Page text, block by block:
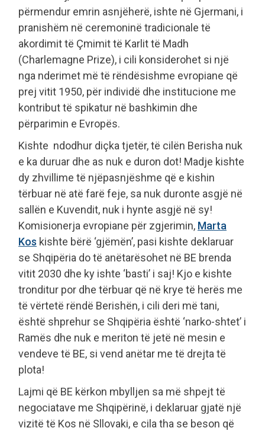
përmendur emrin asnjëherë, ishte në Gjermani, i
pranishëm në ceremoninë tradicionale të
akordimit të Çmimit të Karlit të Madh
(Charlemagne Prize), i cili konsiderohet si një
nga nderimet më të rëndësishme evropiane që
prej vitit 1950, për individë dhe institucione me
kontribut të spikatur në bashkimin dhe
përparimin e Evropës.
Kishte ndodhur diçka tjetër, të cilën Berisha nuk
e ka duruar dhe as nuk e duron dot! Madje kishte
dy zhvillime të njëpasnjëshme që e kishin
tërbuar në atë farë feje, sa nuk duronte asgjë në
sallën e Kuvendit, nuk i hynte asgjë në sy!
Komisionerja evropiane për zgjerimin, Marta
Kos kishte bërë ‘gjëmën’, pasi kishte deklaruar
se Shqipëria do të anëtarësohet në BE brenda
vitit 2030 dhe ky ishte ‘basti’ i saj! Kjo e kishte
tronditur por dhe tërbuar që në krye të herës me
të vërtetë rëndë Berishën, i cili deri më tani,
është shprehur se Shqipëria është ‘narko-shtet’ i
Ramës dhe nuk e meriton të jetë në mesin e
vendeve të BE, si vend anëtar me të drejta të
plota!
Lajmi që BE kërkon mbylljen sa më shpejt të
negociatave me Shqipërinë, i deklaruar gjatë një
vizitë të Kos në Sllovaki, e cila tha se beson që